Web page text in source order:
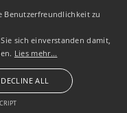
Benutzerfreundlichkeit zu
sich einverstanden damit,
Lies mehr...
DECLINE ALL